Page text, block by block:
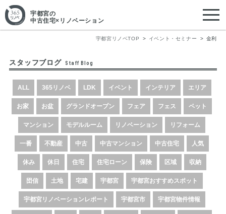
宇都宮の
中古住宅×リノベーション
宇都宮リノベTOP イベント・セミナー 金利
スタッフブログ Staff Blog
ALL 365リノベ LDK イベント インテリア エリア
お家 お盆 グランドオープン フェア フェス ペット
マンション モデルルーム リノベーション リフォーム
一番 不動産 中古 中古マンション 中古住宅 人気
休み 休日 住宅 住宅ローン 保険 区域 収納
団信 土地 宅建 宇都宮 宇都宮おすすめスポット
宇都宮リノベーションレポート 宇都宮市 宇都宮物件情報